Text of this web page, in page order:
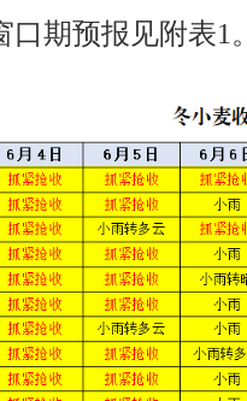
口期预报见附表1。